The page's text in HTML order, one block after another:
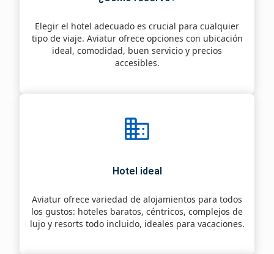
Elegir el hotel adecuado es crucial para cualquier
tipo de viaje. Aviatur ofrece opciones con ubicación
ideal, comodidad, buen servicio y precios
accesibles.
Hotel ideal
Aviatur ofrece variedad de alojamientos para todos
los gustos: hoteles baratos, céntricos, complejos de
lujo y resorts todo incluido, ideales para vacaciones.